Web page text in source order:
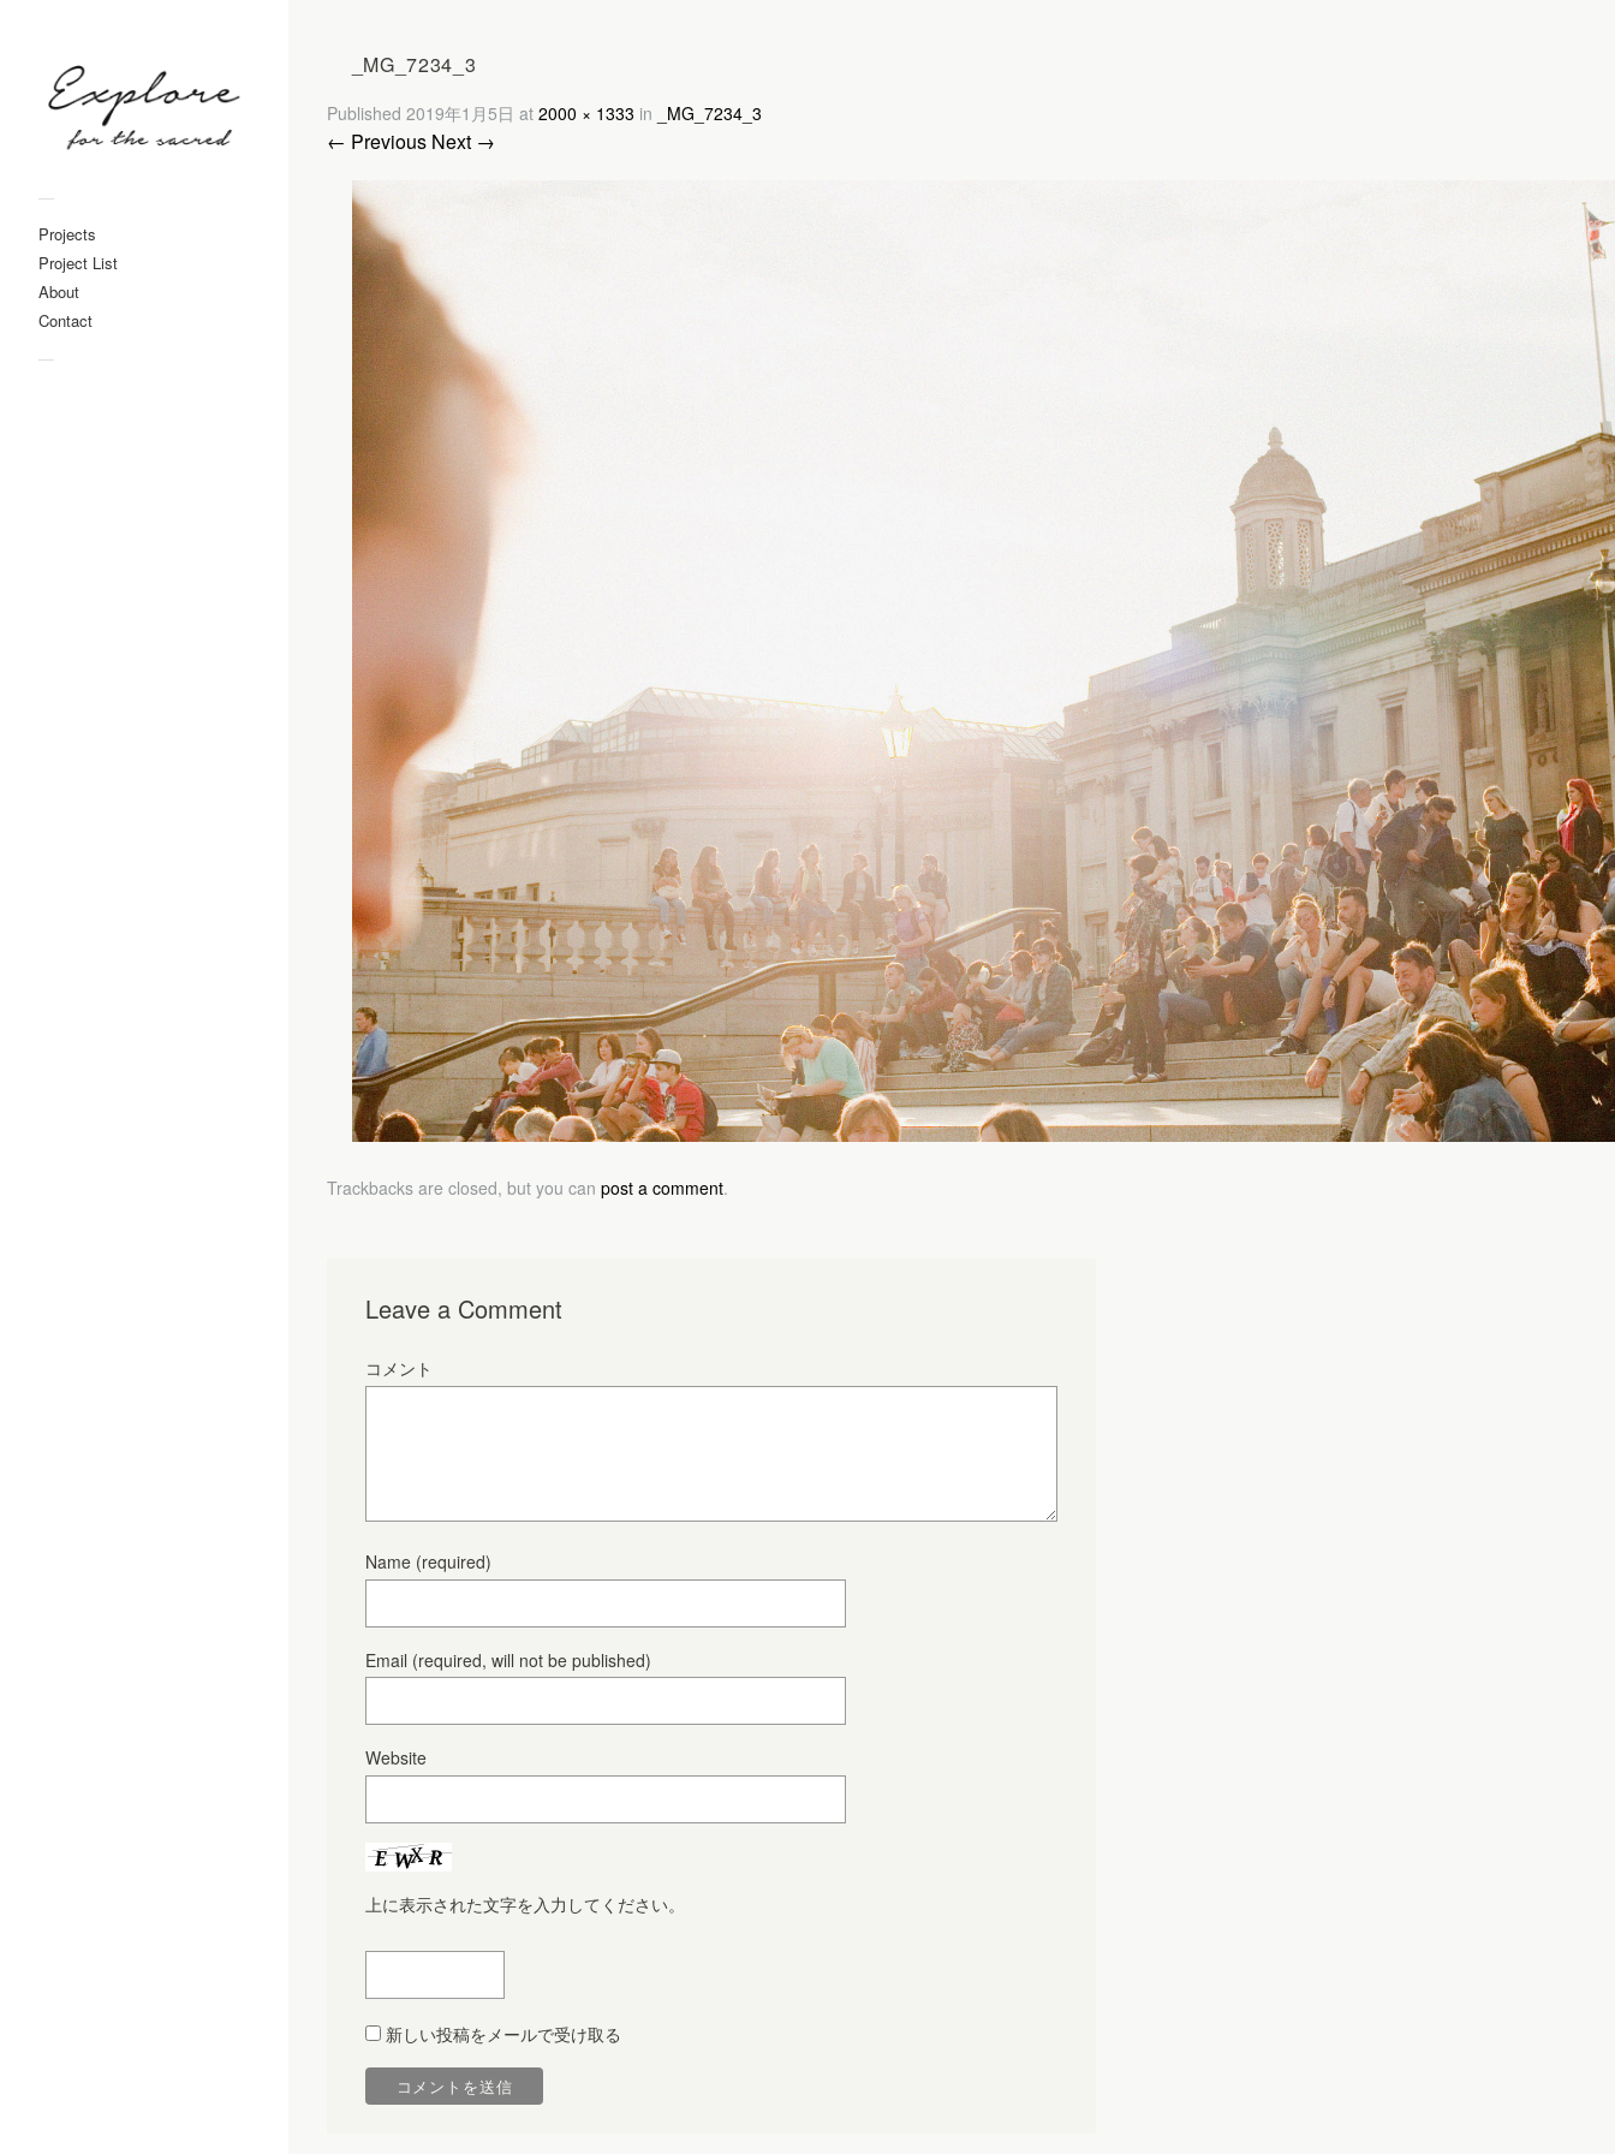
—
Projects
Project List
About
Contact
—
_MG_7234_3
Published 2019年1月5日 at 2000 × 1333 in _MG_7234_3
← Previous Next →
Trackbacks are closed, but you can post a comment.
Leave a Comment
コメント
Name (required)
Email (required, will not be published)
Website
上に表示された文字を入力してください。
新しい投稿をメールで受け取る